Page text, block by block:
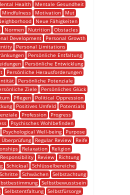
Health
Mentale Gesundheit
Mindfulness Motivation
Mut
Neue Fähigkeiten
Normen Nutrition
Obstacles
Development
Personal Growth
Personal Limitations
Persönliche Entfaltung
Persönliche Entwicklung
Persönliche Herausforderungen
Persönliche Potenziale
Ziele
Persönliches Glück
Pflegen
Political Oppression
Positives Umfeld
Potentials
Profession
Progress
Psychisches Wohlbefinden
Psychological Well-being
Purpose
Überprüfung Regular Review
Reife
Relaxation
Religion
Responsibility Review
Richtung
Schicksal
Schlüsselbereiche
Schritte Schwächen
Selbstachtung
Selbstbewusstsein
Selbstentfaltung Selbstfürsorge